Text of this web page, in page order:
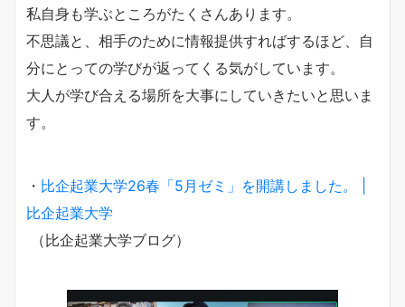
私自身も学ぶところがたくさんあります。
不思議と、相手のために情報提供すればするほど、自
分にとっての学びが返ってくる気がしています。
大人が学び合える場所を大事にしていきたいと思いま
す。
・ 比企起業大学26春「5月ゼミ」を開講しました。 |
比企起業大学
（比企起業大学ブログ）